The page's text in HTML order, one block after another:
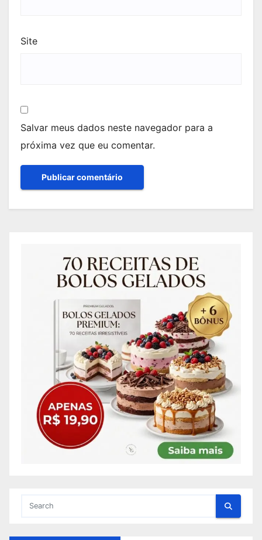
Site
Salvar meus dados neste navegador para a
próxima vez que eu comentar.